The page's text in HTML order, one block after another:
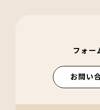
フォー
お問い